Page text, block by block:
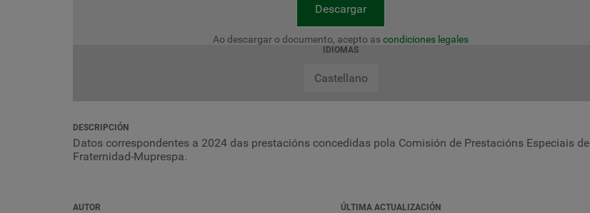
Descargar
Ao descargar o documento, acepto ascondiciones legales
IDIOMAS
Castellano
DESCRIPCIÓN
Datos correspondentes a 2024 das prestacións concedidas pola Comisión de Prestacións Especiais de
Fraternidad-Muprespa.
AUTOR ÚLTIMA ACTUALIZACIÓN